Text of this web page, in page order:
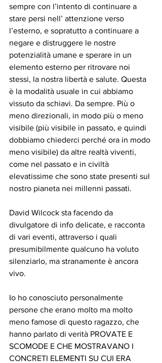
sempre con l’intento di continuare a
stare persi nell’ attenzione verso
l’esterno, e sopratutto a continuare a
negare e distruggere le nostre
potenzialità umane e sperare in un
elemento esterno per ritrovare noi
stessi, la nostra libertà e salute. Questa
è la modalità usuale in cui abbiamo
vissuto da schiavi. Da sempre. Più o
meno direzionali, in modo più o meno
visibile (più visibile in passato, e quindi
dobbiamo chiederci perché ora in modo
meno visibile) da altre realtà viventi,
come nel passato e in civiltà
elevatissime che sono state presenti sul
nostro pianeta nei millenni passati.
David Wilcock sta facendo da
divulgatore di info delicate, e racconta
di vari eventi, attraverso i quali
presumibilmente qualcuno ha voluto
silenziarlo, ma stranamente è ancora
vivo.
Io ho conosciuto personalmente
persone che erano molto ma molto
meno famose di questo ragazzo, che
hanno parlato di verità PROVATE E
SCOMODE E CHE MOSTRAVANO I
CONCRETI ELEMENTI SU CUI ERA